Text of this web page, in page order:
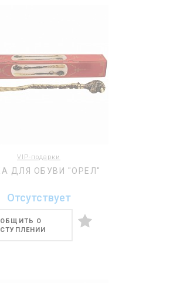
VIP-подарки
ДЛЯ ОБУВИ "ОРЕЛ"
Отсутствует
О